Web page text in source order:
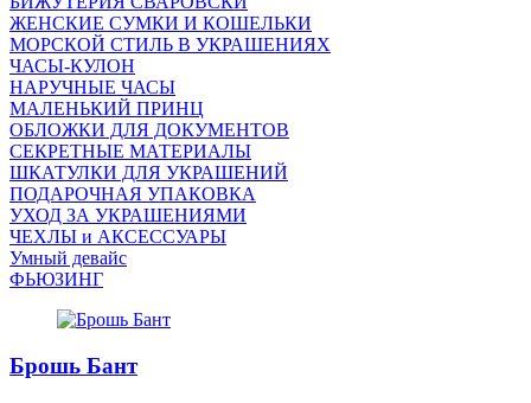
ЖЕНСКИЕ СУМКИ И КОШЕЛЬКИ
МОРСКОЙ СТИЛЬ В УКРАШЕНИЯХ
ЧАСЫ-КУЛОН
НАРУЧНЫЕ ЧАСЫ
МАЛЕНЬКИЙ ПРИНЦ
ОБЛОЖКИ ДЛЯ ДОКУМЕНТОВ
СЕКРЕТНЫЕ МАТЕРИАЛЫ
ШКАТУЛКИ ДЛЯ УКРАШЕНИЙ
ПОДАРОЧНАЯ УПАКОВКА
УХОД ЗА УКРАШЕНИЯМИ
ЧEХЛЫ и АКСЕССУАРЫ
Умный девайс
ФЬЮЗИНГ
Брошь Бант